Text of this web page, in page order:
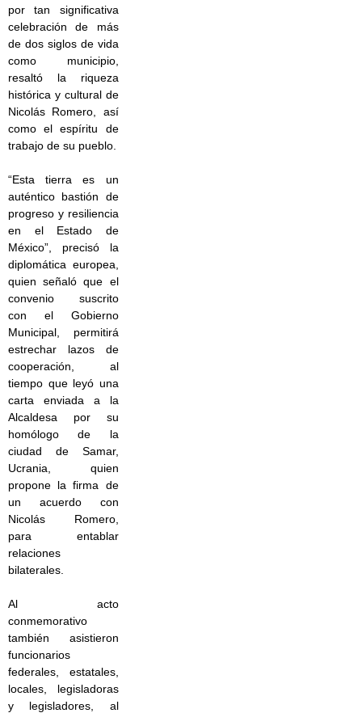
por tan significativa
celebración de más
de dos siglos de vida
como municipio,
resaltó la riqueza
histórica y cultural de
Nicolás Romero, así
como el espíritu de
trabajo de su pueblo.
“Esta tierra es un
auténtico bastión de
progreso y resiliencia
en el Estado de
México”, precisó la
diplomática europea,
quien señaló que el
convenio suscrito
con el Gobierno
Municipal, permitirá
estrechar lazos de
cooperación, al
tiempo que leyó una
carta enviada a la
Alcaldesa por su
homólogo de la
ciudad de Samar,
Ucrania, quien
propone la firma de
un acuerdo con
Nicolás Romero,
para entablar
relaciones
bilaterales.
Al acto
conmemorativo
también asistieron
funcionarios
federales, estatales,
locales, legisladoras
y legisladores, al